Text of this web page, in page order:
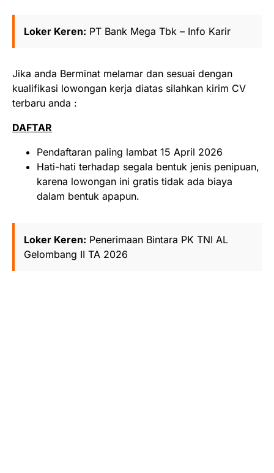
Loker Keren: PT Bank Mega Tbk – Info Karir
Jika anda Berminat melamar dan sesuai dengan
kualifikasi lowongan kerja diatas silahkan kirim CV
terbaru anda :
DAFTAR
Pendaftaran paling lambat 15 April 2026
Hati-hati terhadap segala bentuk jenis penipuan,
karena lowongan ini gratis tidak ada biaya
dalam bentuk apapun.
Loker Keren: Penerimaan Bintara PK TNI AL
Gelombang II TA 2026